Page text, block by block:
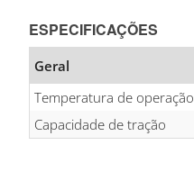
ESPECIFICAÇÕES
Geral
Temperatura de operação
Capacidade de tração